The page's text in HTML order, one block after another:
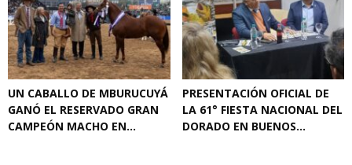
UN CABALLO DE MBURUCUYÁ
GANÓ EL RESERVADO GRAN
CAMPEÓN MACHO EN...
PRESENTACIÓN OFICIAL DE
LA 61° FIESTA NACIONAL DEL
DORADO EN BUENOS...